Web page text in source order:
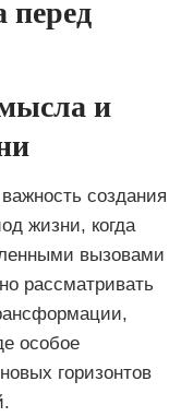
перед
и
создания
жизни, когда
вызовами
рассматривать
особое
горизонтов